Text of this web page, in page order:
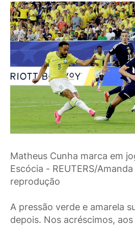
Matheus Cunha marca em
Escócia - REUTERS/
reprodução
A pressão verde e amarela
depois. Nos acréscimos,